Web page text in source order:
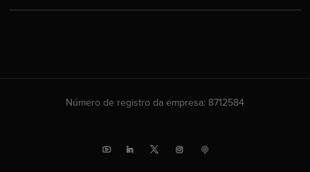
Número de registro da empresa: 8712584